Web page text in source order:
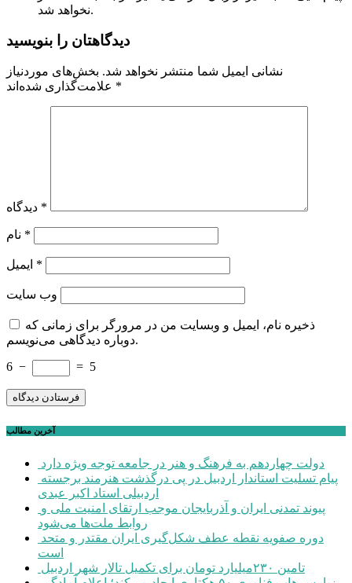
نخواهد شد.
دیدگاهتان را بنویسید
نشانی ایمیل شما منتشر نخواهد شد. بخش‌های موردنیاز
*
*
*
*
وب‌ سایت
ذخیره نام، ایمیل و وبسایت من در مرورگر برای زمانی که
دوباره دیدگاهی می‌نویسم.
6 − = 5
آخرین مطالب
دولت چهاردهم به فرهنگ و هنر در جامعه توجه ویژه دارد
اردبیلی استاد اکبر عبدی
روابط ملت‌ها می‌شود
است
تامین ۲۳۰میلیارد تومان برای تکمیل تالار شهر اردبیل